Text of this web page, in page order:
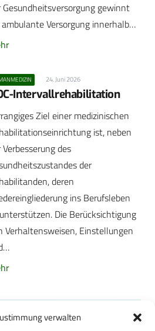
verwalten
Gesundheitsversorgung gewinnt
Versorgung innerhalb…
24. Juni 2026
Intervallrehabilitation
Ziel einer medizinischen
ist, neben
Verbesserung des
der
deren
ins Berufsleben
Die Berücksichtigung
Verhaltensweisen, Einstellungen